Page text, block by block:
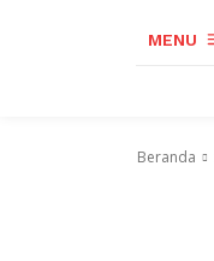
MENU
Beranda